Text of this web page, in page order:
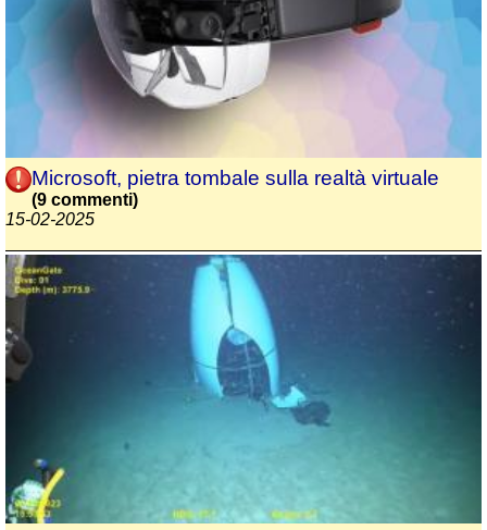
Microsoft, pietra tombale sulla realtà virtuale
(9 commenti)
15-02-2025